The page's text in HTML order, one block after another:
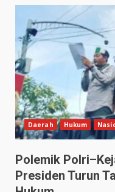
Daerah Hukum
Polemik
Presiden Turun